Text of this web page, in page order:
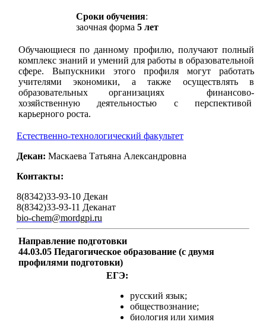
Сроки обучения:
заочная форма 5 лет
Обучающиеся по данному профилю, получают полный
комплекс знаний и умений для работы в образовательной
сфере. Выпускники этого профиля могут работать
учителями экономики, а также осуществлять в
образовательных организациях финансово-
хозяйственную деятельностью с перспективой
карьерного роста.
Естественно-технологический факультет
Декан: Маскаева Татьяна Александровна
Контакты:
8(8342)33-93-10 Декан
8(8342)33-93-11 Деканат
bio-chem@mordgpi.ru
Направление подготовки
44.03.05 Педагогическое образование (с двумя
профилями подготовки)
ЕГЭ:
русский язык;
обществознание;
биология или химия